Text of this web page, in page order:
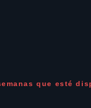
que esté